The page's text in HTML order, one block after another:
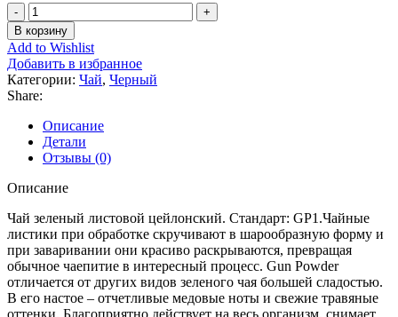
Количество
товара
Tarlton
Зеленый
высокогорный
ж/
б
250
гр.
В корзину
Add to Wishlist
Добавить в избранное
Категории: Чай, Черный
Share:
Описание
Детали
Отзывы (0)
Описание
Чай зеленый листовой цейлонский. Стандарт: GP1.Чайные
листики при обработке скручивают в шарообразную форму и
при заваривании они красиво раскрываются, превращая
обычное чаепитие в интересный процесс. Gun Powder
отличается от других видов зеленого чая большей сладостью.
В его настое – отчетливые медовые ноты и свежие травяные
оттенки. Благоприятно действует на весь организм, снимает